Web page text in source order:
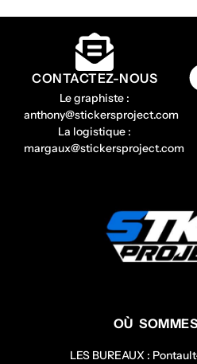
CONTACTEZ-NOUS
Le graphiste :
anthony@stickersproject.com
La logistique :
margaux@stickersproject.com
OÙ
LES BUREAUX :